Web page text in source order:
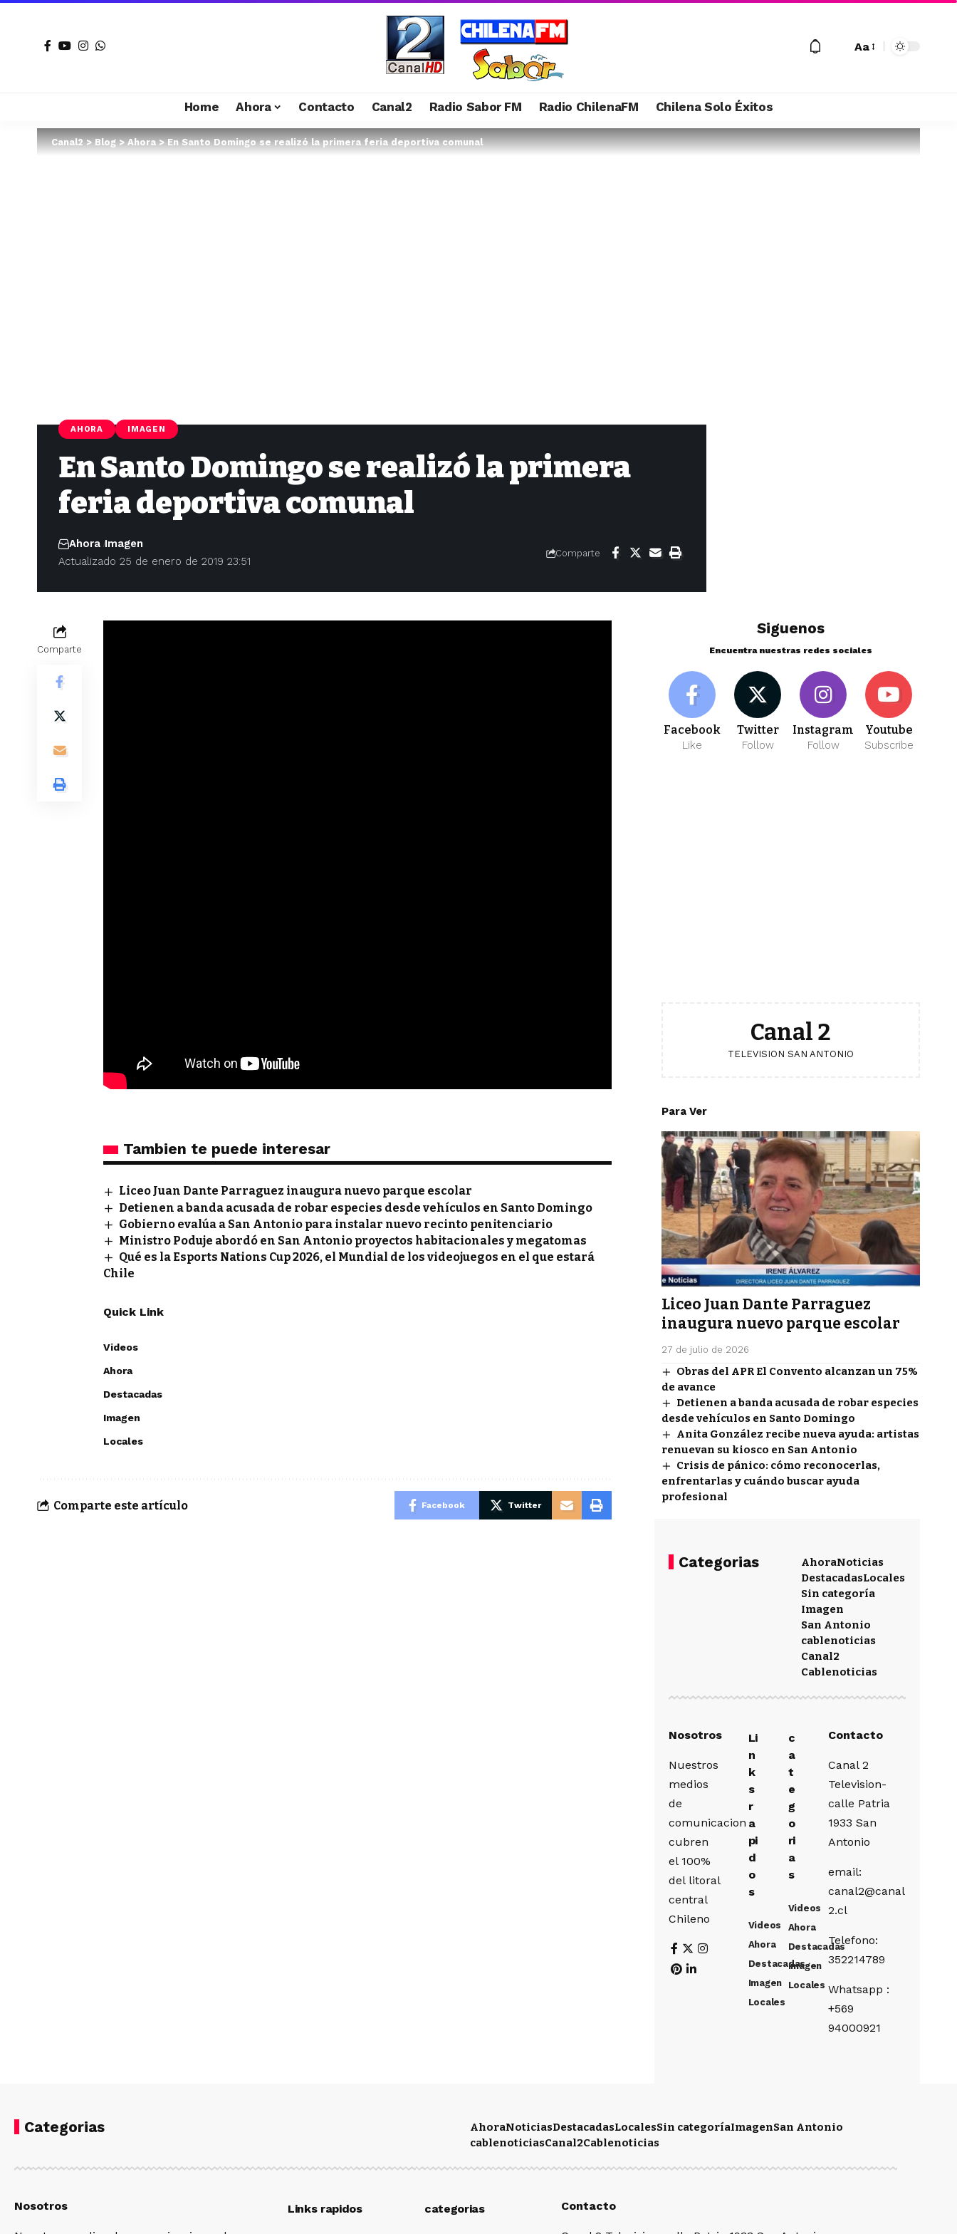
Aa
Home Ahora Contacto Canal2 Radio Sabor FM Radio ChilenaFM Chilena Solo Éxitos
Canal2>Blog>Ahora>En Santo Domingo se realizó la primera feria deportiva comunal
AHORA IMAGEN
En Santo Domingo se realizó la primera
feria deportiva comunal
Actualizado 25 de enero de 2019 23:51
Ahora Imagen
Comparte
Comparte
Tambien te puede interesar
Liceo Juan Dante Parraguez inaugura nuevo parque escolar
Detienen a banda acusada de robar especies desde vehículos en Santo Domingo
Gobierno evalúa a San Antonio para instalar nuevo recinto penitenciario
Ministro Poduje abordó en San Antonio proyectos habitacionales y megatomas
Qué es la Esports Nations Cup 2026, el Mundial de los videojuegos en el que estará
Chile
Quick Link
Videos
Ahora
Destacadas
Imagen
Locales
Comparte este artículo Facebook Twitter
Siguenos
Encuentra nuestras redes sociales
Facebook
Like
Twitter
Follow
Instagram
Follow
Youtube
Subscribe
Canal 2
TELEVISION SAN ANTONIO
Para Ver
Liceo Juan Dante Parraguez
inaugura nuevo parque escolar
27 de julio de 2026
Obras del APR El Convento alcanzan un 75%
de avance
Detienen a banda acusada de robar especies
desde vehículos en Santo Domingo
Anita González recibe nueva ayuda: artistas
renuevan su kiosco en San Antonio
Crisis de pánico: cómo reconocerlas,
enfrentarlas y cuándo buscar ayuda
profesional
Categorias AhoraNoticias
DestacadasLocales
Sin categoría
Imagen
San Antonio
cablenoticias
Canal2
Cablenoticias
Nosotros
Nuestros
medios
de
comunicacion
cubren
el 100%
del litoral
central
Chileno
Li
n
k
s
r
a
pi
d
o
s
Videos
Ahora
Destacadas
Imagen
Locales
c
a
t
e
g
o
ri
a
s
Videos
Ahora
Destacadas
Imagen
Locales
Contacto
Canal 2
Television-
calle Patria
1933 San
Antonio
email:
canal2@canal
2.cl
Telefono:
352214789
Whatsapp :
+569
94000921
Categorias AhoraNoticiasDestacadasLocalesSin categoríaImagenSan Antonio
cablenoticiasCanal2Cablenoticias
Nosotros Links rapidos categorias Contacto